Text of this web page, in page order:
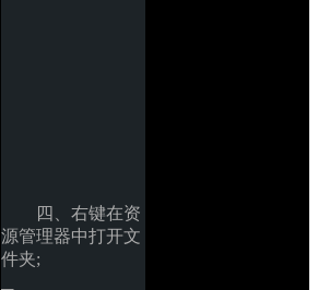
四、右键在资
源管理器中打开文
件夹;